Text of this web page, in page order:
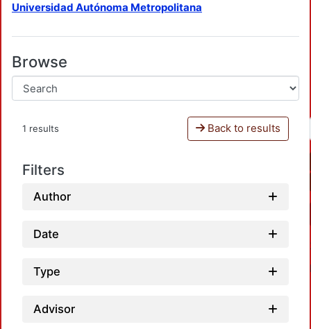
Universidad Autónoma Metropolitana
Browse
1 results Back to results
Filters
Author
Date
Type
Advisor